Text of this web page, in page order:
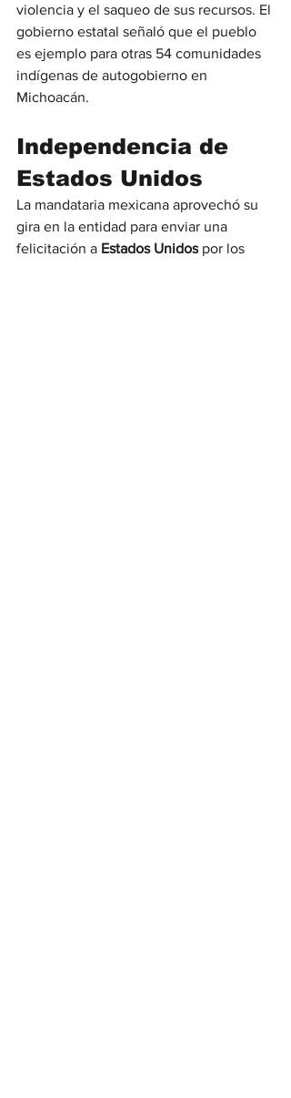
violencia y el saqueo de sus recursos. El
gobierno estatal señaló que el pueblo
es ejemplo para otras 54 comunidades
indígenas de autogobierno en
Michoacán.
Independencia de
Estados Unidos
La mandataria mexicana aprovechó su
gira en la entidad para enviar una
felicitación a Estados Unidos por los